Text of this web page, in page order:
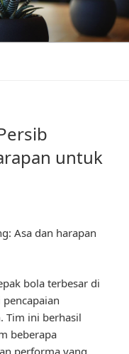
untuk
Asa dan harapan
bola terbesar di
Tim ini berhasil
beberapa
performa yang